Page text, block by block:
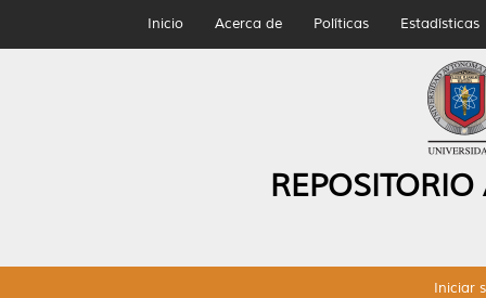
Inicio Acerca de Políticas Estadísticas
Iniciar